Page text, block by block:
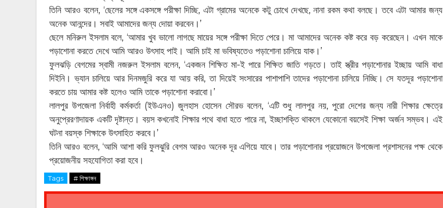
তিনি আরও বলেন, ‘ছেলের সঙ্গে একসঙ্গে পরীক্ষা দিচ্ছি, এটা গ্রামের অনেকে কটু চোখে দেখছে, নানা রকম কথা বলছে। তবে এটা আমার জন্য
অনেক আনন্দের। সবাই আমাদের জন্য দোয়া করবেন।’
ছেলে মনিরুল ইসলাম বলে, ‘আমার খুব ভালো লাগছে মায়ের সঙ্গে পরীক্ষা দিতে পেরে। মা আমাদের অনেক কষ্ট করে বড় করেছেন। এখন মাকে
পড়াশোনা করতে দেখে আমি আরও উৎসাহ পাই। আমি চাই মা ভবিষ্যতেও পড়াশোনা চালিয়ে যাক।’
ফুলঝড়ি বেগমের স্বামী নজরুল ইসলাম বলেন, ‘একজন শিক্ষিত মা-ই পারে শিক্ষিত জাতি গড়তে। তাই স্ত্রীর পড়াশোনার ইচ্ছায় আমি বাধা
দিইনি। ভ্যান চালিয়ে আর দিনমজুরি করে যা আয় করি, তা দিয়েই সংসারের পাশাপাশি তাদের পড়াশোনা চালিয়ে নিচ্ছি। সে যতদূর পড়াশোনা
করতে চায় আমার কষ্ট হলেও আমি তাকে পড়াশোনা করাবো।’
লালপুর উপজেলা নির্বাহী কর্মকর্তা (ইউএনও) জুলহাস হোসেন সৌরভ বলেন, ‘এটি শুধু লালপুর নয়, পুরো দেশের জন্য নারী শিক্ষার ক্ষেত্রে
অনুপ্রেরণাদায়ক একটি দৃষ্টান্ত। বয়স কখনোই শিক্ষার পথে বাধা হতে পারে না, ইচ্ছাশক্তি থাকলে যেকোনো বয়সেই শিক্ষা অর্জন সম্ভব। এই
ঘটনা বয়স্ক শিক্ষাকে উৎসাহিত করবে।’
তিনি আরও বলেন, ‘আমি আশা করি ফুলঝুরি বেগম আরও অনেক দূর এগিয়ে যাবে। তার পড়াশোনার প্রয়োজনে উপজেলা প্রশাসনের পক্ষ থেকে
প্রয়োজনীয় সহযোগিতা করা হবে।
Tags # শিক্ষাঙ্গন